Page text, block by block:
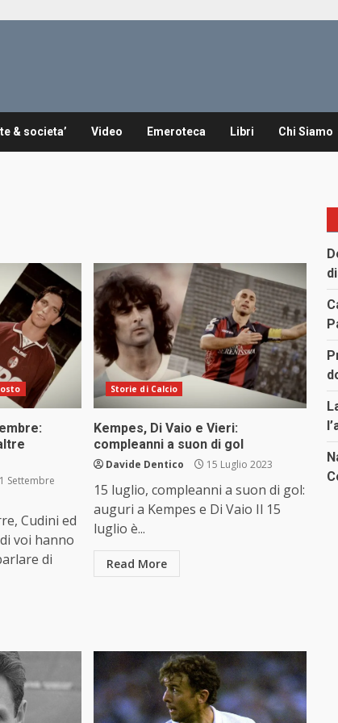
& societa’ Video Emeroteca Libri Chi Siamo
1 Settembre
Cudini ed
voi hanno
di
Storie di Calcio
Kempes, Di Vaio e Vieri:
compleanni a suon di gol
Davide Dentico 15 Luglio 2023
15 luglio, compleanni a suon di gol:
auguri a Kempes e Di Vaio Il 15
luglio è...
Read More